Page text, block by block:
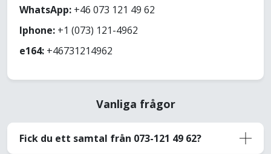
WhatsApp: +46 073 121 49 62
Iphone: +1 (073) 121-4962
e164: +46731214962
Vanliga frågor
Fick du ett samtal från 073-121 49 62?